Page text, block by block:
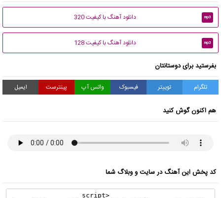
mp3 دانلود آهنگ با کیفیت 320
mp3 دانلود آهنگ با کیفیت 128
بفرستید برای دوستانتان
تلگرام توییتر فیسبوک واتس آپ پینترست ایمیل
هم اکنون گوش کنید
کد پخش این آهنگ در سایت و وبلاگ شما